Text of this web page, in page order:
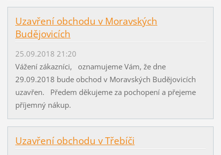
Uzavření obchodu v Moravských
Budějovicích
25.09.2018 21:20
Vážení zákazníci, oznamujeme Vám, že dne
29.09.2018 bude obchod v Moravských Budějovicích
uzavřen. Předem děkujeme za pochopení a přejeme
příjemný nákup.
Uzavření obchodu v Třebíči